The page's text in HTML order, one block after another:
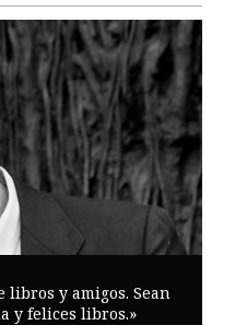
y amigos. Sean
y felices libros.»